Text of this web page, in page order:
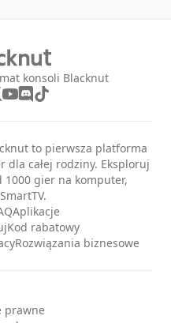
konsoli Blacknut
to pierwsza platforma
całej rodziny. Eksploruj
1000 gier na komputer,
Aplikacje
Kod rabatowy
Rozwiązania biznesowe
prawne